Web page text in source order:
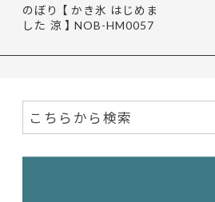
のぼり 【 かき氷 はじめま
した 涼 】 NOB-HM0057